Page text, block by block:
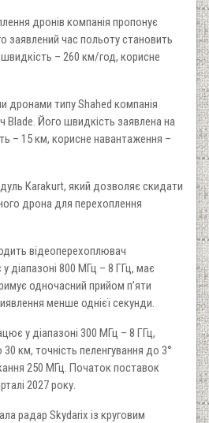
дронів компанія пропонує
заявлений час польоту становить
– 260 км/год, корисне
дронами типу Shahed компанія
Його швидкість заявлена на
– 15 км, корисне навантаження –
Karakurt, який дозволяє скидати
дрона для перехоплення
відеоперехоплювач
діапазоні 800 МГц – 8 ГГц, має
одночасний прийом п’яти
менше однієї секунди.
у діапазоні 300 МГц – 8 ГГц,
км, точність пеленгування до 3°
250 МГц. Початок поставок
2027 року.
радар Skydarix із круговим